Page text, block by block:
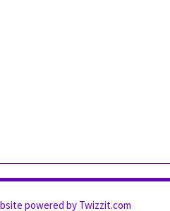
powered by Twizzit.com